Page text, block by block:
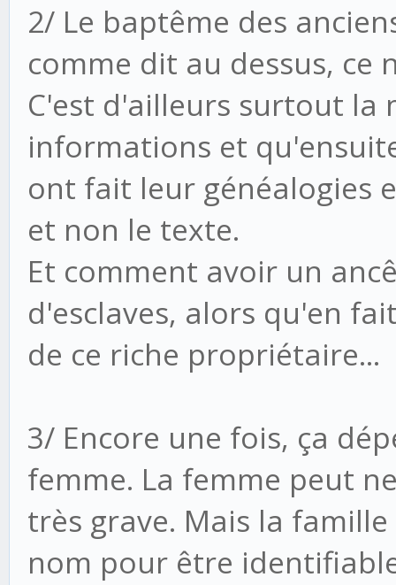
2/ Le baptême des
comme dit au dessus, ce
C'est d'ailleurs surtout la
informations et
ont fait leur généalogies
et non le texte.
Et comment avoir un
d'esclaves, alors qu'en
de ce riche propriétaire...
3/ Encore une fois, ça
femme. La femme peut
très grave. Mais la
nom pour être